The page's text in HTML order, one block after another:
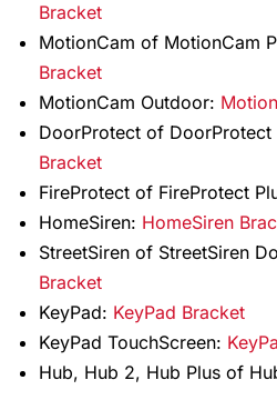
Bracket
MotionCam of MotionCam
Bracket
MotionCam Outdoor:
DoorProtect of DoorProtect
Bracket
FireProtect of FireProtect
HomeSiren: HomeSiren
StreetSiren of StreetSiren
Bracket
KeyPad: KeyPad Bracket
KeyPad TouchScreen:
Hub, Hub 2, Hub Plus of